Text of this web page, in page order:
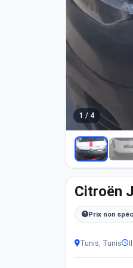
1 / 4
Citroën
Prix non
Tunis, Tunis